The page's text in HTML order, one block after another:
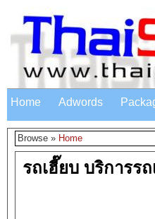
Home Adwords
Browse » Home
รถเฮี๊ยบ บริการร